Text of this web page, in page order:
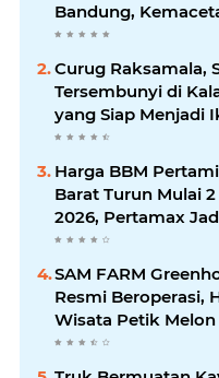
Bandung,
Makin
Curug Raksamala,
Tersembunyi di
yang Siap Menjadi
Alam Baru
Harga BBM
Barat Turun Mulai
2026, Pertamax
per Liter, Cek Daftar
SAM FARM
Resmi Beroperasi,
Wisata Petik
dan Edukasi
di Sukabumi